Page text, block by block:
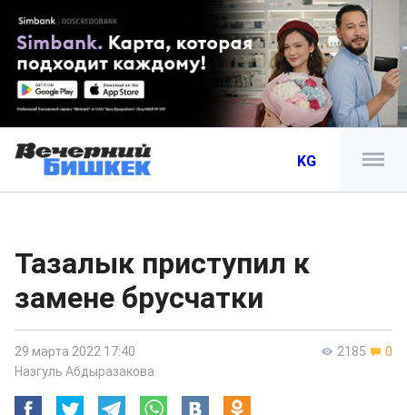
KG
Тазалык приступил к
замене брусчатки
2185 0
29 марта 2022 17:40
Назгуль Абдыразакова